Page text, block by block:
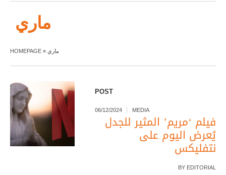
ماري
HOMEPAGE » ماري
POST
06/12/2024 MEDIA
فيلم ‘مريم’ المثير للجدل
يُعرض اليوم على
نتفليكس
BY EDITORIAL